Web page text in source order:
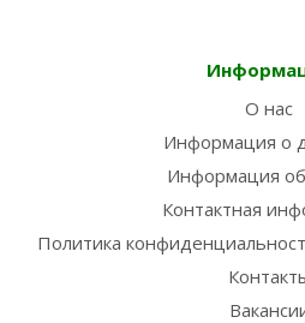
О нас
Информация о
Информация
Контактная
Политика